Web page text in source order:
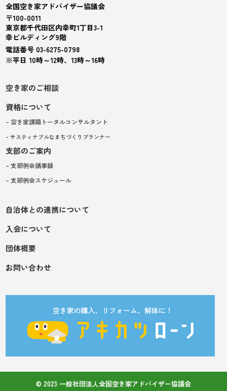
全国空き家アドバイザー協議会
〒100-0011
東京都千代田区内幸町1丁目3-1
幸ビルディング9階
電話番号 03-6275-0798
※平日 10時～12時、13時～16時
空き家のご相談
資格について
– 空き家課題トータルコンサルタント
– サスティナブルなまちづくりプランナー
支部のご案内
– 支部例会議事録
– 支部例会スケジュール
自治体との連携について
入会について
団体概要
お問い合わせ
© 2023 一般社団法人全国空き家アドバイザー協議会